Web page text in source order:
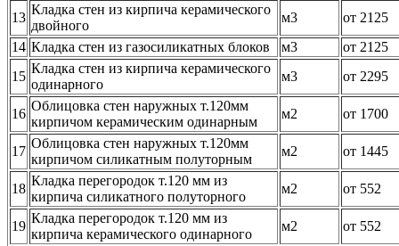
13
Кладка стен из кирпича керамического
двойного
м3
от 2125
14 Кладка стен из газосиликатных блоков м3
от 2125
15
Кладка стен из кирпича керамического
одинарного
м3 от 2295
16
Облицовка стен наружных т.120мм
кирпичом керамическим одинарным
м2 от 1700
17
Облицовка стен наружных т.120мм
кирпичом силикатным полуторным
м2 от 1445
18
Кладка перегородок т.120 мм из
кирпича силикатного полуторного
м2 от 552
19
Кладка перегородок т.120 мм из
кирпича керамического одинарного
м2 от 552